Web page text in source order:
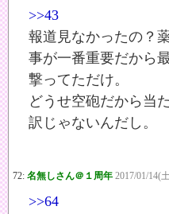
>>43
報道見なかったの？
事が一番重要だから
撃ってただけ。
どうせ空砲だから当
訳じゃないんだし。
72: 名無しさん＠１周年 2017/01/14(
>>64